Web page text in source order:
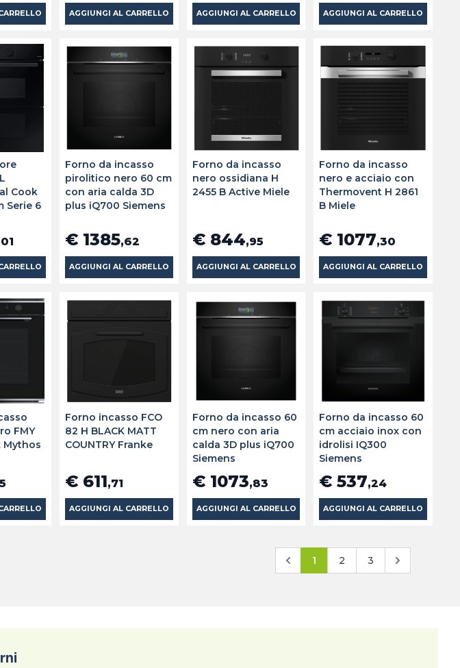
AGGIUNGI AL CARRELLO AGGIUNGI AL CARRELLO AGGIUNGI AL CARRELLO
Cook
Serie 6
Forno da incasso
pirolitico nero 60 cm
con aria calda 3D
plus iQ700 Siemens
€ 1385,62
AGGIUNGI AL CARRELLO
Forno da incasso
nero ossidiana H
2455 B Active Miele
€ 844,95
AGGIUNGI AL CARRELLO
Forno da incasso
nero e acciaio con
Thermovent H 2861
B Miele
€ 1077,30
AGGIUNGI AL CARRELLO
FMY
Mythos
Forno incasso FCO
82 H BLACK MATT
COUNTRY Franke
€ 611,71
AGGIUNGI AL CARRELLO
Forno da incasso 60
cm nero con aria
calda 3D plus iQ700
Siemens
€ 1073,83
AGGIUNGI AL CARRELLO
Forno da incasso 60
cm acciaio inox con
idrolisi IQ300
Siemens
€ 537,24
AGGIUNGI AL CARRELLO
1 2 3